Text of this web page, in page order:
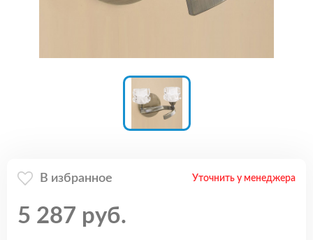
В избранное Уточнить у менеджера
5 287 руб.